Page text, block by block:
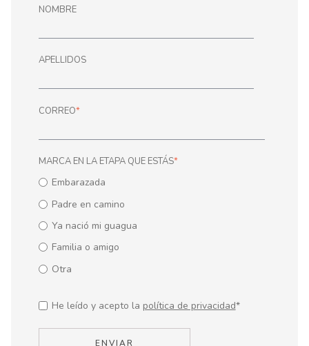
NOMBRE
APELLIDOS
CORREO*
MARCA EN LA ETAPA QUE ESTÁS*
Embarazada
Padre en camino
Ya nació mi guagua
Familia o amigo
Otra
He leído y acepto la política de privacidad*